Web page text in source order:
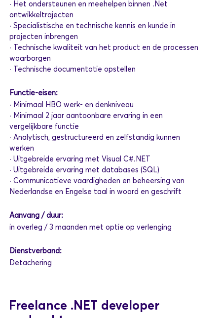
· Het ondersteunen en meehelpen binnen .Net
ontwikkeltrajecten
· Specialistische en technische kennis en kunde in
projecten inbrengen
· Technische kwaliteit van het product en de processen
waarborgen
· Technische documentatie opstellen
Functie-eisen:
· Minimaal HBO werk- en denkniveau
· Minimaal 2 jaar aantoonbare ervaring in een
vergelijkbare functie
· Analytisch, gestructureerd en zelfstandig kunnen
werken
· Uitgebreide ervaring met Visual C#.NET
· Uitgebreide ervaring met databases (SQL)
· Communicatieve vaardigheden en beheersing van
Nederlandse en Engelse taal in woord en geschrift
Aanvang / duur:
in overleg / 3 maanden met optie op verlenging
Dienstverband:
Detachering
Freelance .NET developer